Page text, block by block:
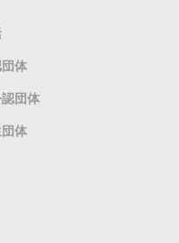
体
団体
体